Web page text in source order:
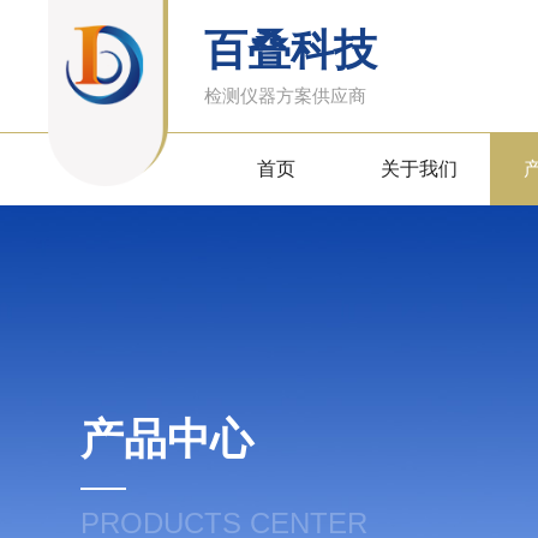
百叠科技
检测仪器方案供应商
首页 关于我们
产品中心
PRODUCTS CENTER